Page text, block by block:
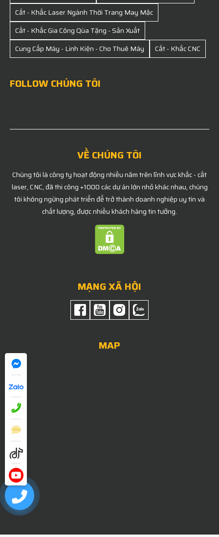
Cắt - Khắc Laser Ngành Thời Trang May Mặc
Cắt - Khắc Gia Công Qùa Tặng - Sản Xuất
Cung Cấp Máy - Linh Kiện - Cho Thuê Máy
Cắt - Khắc CNC
FOLLOW CHÚNG TÔI
VỀ CHÚNG TÔI
Chúng tôi là công ty hoạt động nhiều năm trên lĩnh vực khắc - cắt
laser, CNC, đã thi công +1000 các dự án lớn nhỏ khác nhau, chúng
tôi không ngừng phát triển để trở thành doanh nghiệp uy tín và
chất lượng, được nhiều khách hàng tin tưởng.
MẠNG XÃ HỘI
MAP
0909052838